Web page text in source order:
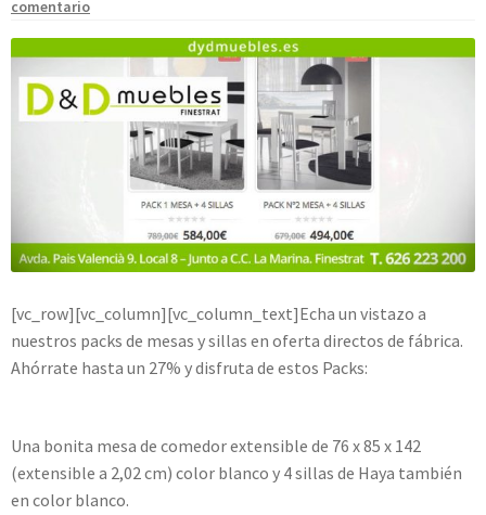
menú
Dormitorios Juveniles
comentario
[vc_row][vc_column][vc_column_text]Echa un vistazo a
nuestros packs de mesas y sillas en oferta directos de fábrica.
Ahórrate hasta un 27% y disfruta de estos Packs:
Una bonita mesa de comedor extensible de 76 x 85 x 142
(extensible a 2,02 cm) color blanco y 4 sillas de Haya también
en color blanco.